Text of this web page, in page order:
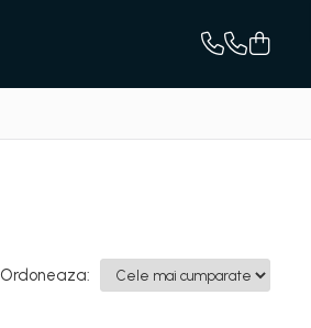
Ordoneaza: